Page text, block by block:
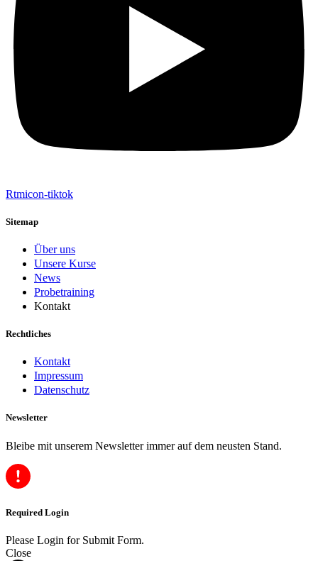
Rtmicon-tiktok
Sitemap
Über uns
Unsere Kurse
News
Probetraining
Kontakt
Rechtliches
Kontakt
Impressum
Datenschutz
Newsletter
Bleibe mit unserem Newsletter immer auf dem neusten Stand.
Required Login
Please Login for Submit Form.
Close